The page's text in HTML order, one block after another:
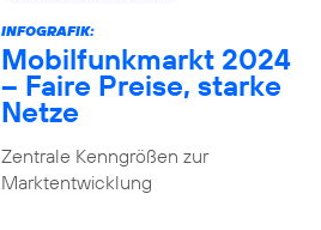
INFOGRAFIK:
Mobilfunkmarkt 2024
– Faire Preise, starke
Netze
Zentrale Kenngrößen zur
Marktentwicklung